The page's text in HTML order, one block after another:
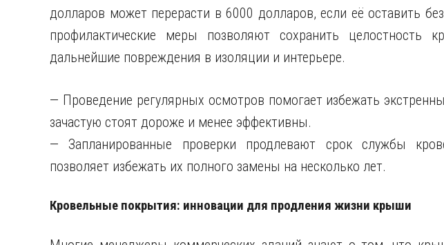
долларов может перерасти в 6000 долларов, если её оставить
профилактические меры позволяют сохранить целостность
дальнейшие повреждения в изоляции и интерьере.
— Проведение регулярных осмотров помогает избежать
зачастую стоят дороже и менее эффективны.
— Запланированные проверки продлевают срок службы
позволяет избежать их полного замены на несколько лет.
Кровельные покрытия: инновации для продления жизни крыши